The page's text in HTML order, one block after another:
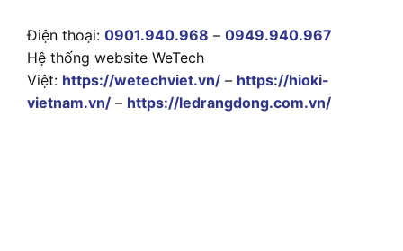
Điện thoại: 0901.940.968 – 0949.940.967
Hệ thống website WeTech
Việt: https://wetechviet.vn/ – https://hioki-
vietnam.vn/ – https://ledrangdong.com.vn/